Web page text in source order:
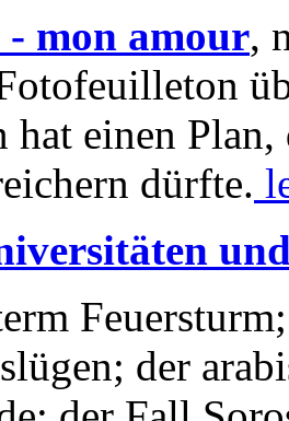
mon amour,
einen Plan,
dürfte.
der